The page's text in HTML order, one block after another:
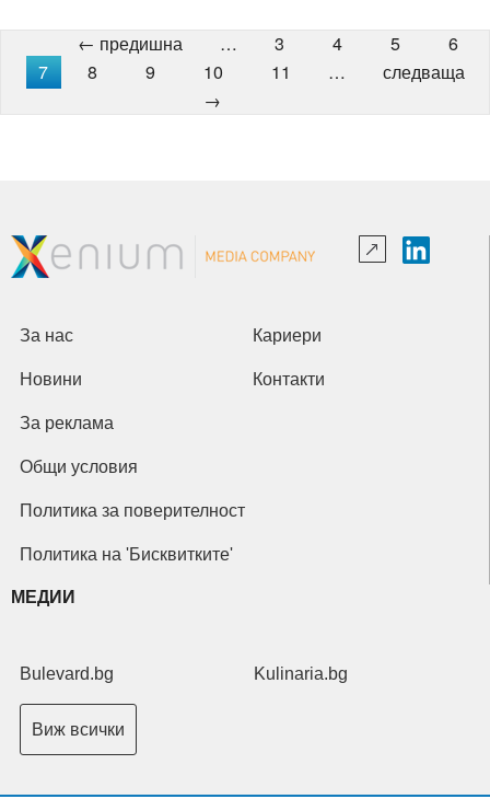
← предишна … 3 4 5
6
7
8 9 10 11 …
следваща
→
За нас Кариери
Новини Контакти
За реклама
Общи условия
Политика за поверителност
Политика на 'Бисквитките'
МЕДИИ
Bulevard.bg Kulinaria.bg
Виж всички